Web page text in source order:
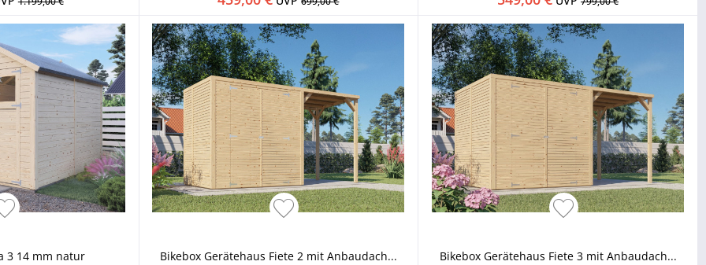
3 14 mm natur Bikebox Gerätehaus Fiete 2 mit Anbaudach... Bikebox Gerätehaus Fiete 3 mit Anbaudach...